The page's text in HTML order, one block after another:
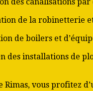
de la robinetterie et
de boilers et
des installations de
Rimas, vous profitez